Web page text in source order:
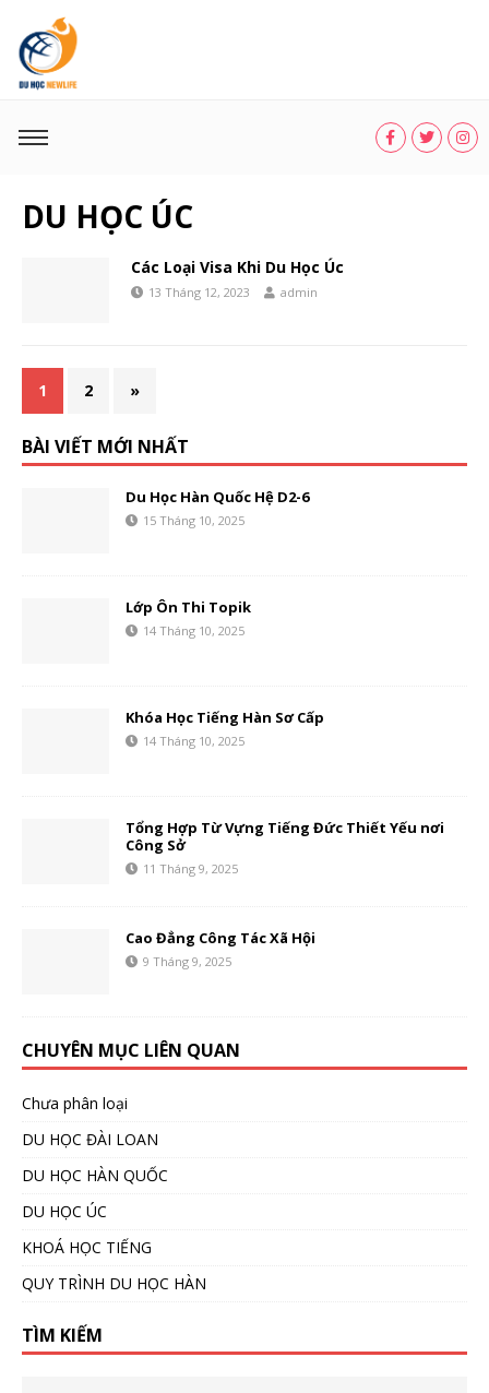
DU HỌC ÚC
Các Loại Visa Khi Du Học Úc
13 Tháng 12, 2023 admin
1 2 »
BÀI VIẾT MỚI NHẤT
Du Học Hàn Quốc Hệ D2-6
15 Tháng 10, 2025
Lớp Ôn Thi Topik
14 Tháng 10, 2025
Khóa Học Tiếng Hàn Sơ Cấp
14 Tháng 10, 2025
Tổng Hợp Từ Vựng Tiếng Đức Thiết Yếu nơi
Công Sở
11 Tháng 9, 2025
Cao Đẳng Công Tác Xã Hội
9 Tháng 9, 2025
CHUYÊN MỤC LIÊN QUAN
Chưa phân loại
DU HỌC ĐÀI LOAN
DU HỌC HÀN QUỐC
DU HỌC ÚC
KHOÁ HỌC TIẾNG
QUY TRÌNH DU HỌC HÀN
TÌM KIẾM